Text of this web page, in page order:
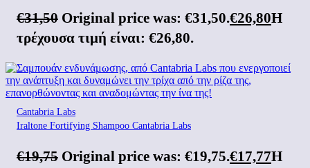
€31,50 Original price was: €31,50.€26,80Η
τρέχουσα τιμή είναι: €26,80.
Cantabria Labs
Iraltone Fortifying Shampoo Cantabria Labs
€19,75 Original price was: €19,75.€17,77Η